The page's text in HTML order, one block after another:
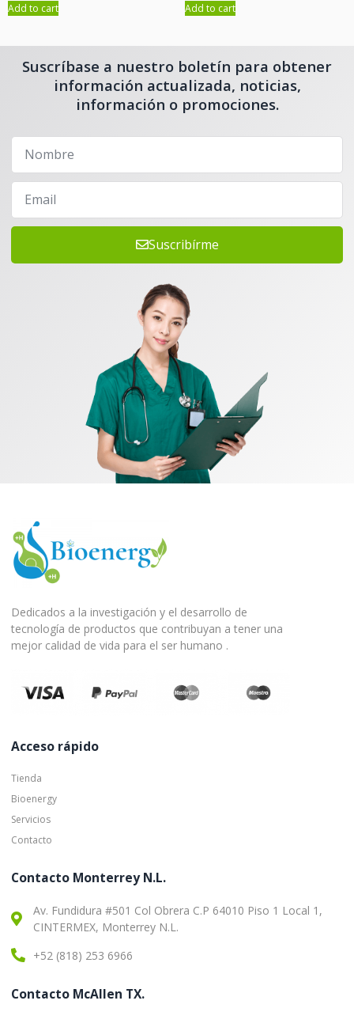
Add to cart Add to cart
Suscríbase a nuestro boletín para obtener
información actualizada, noticias,
información o promociones.
Suscribírme
Dedicados a la investigación y el desarrollo de
tecnología de productos que contribuyan a tener una
mejor calidad de vida para el ser humano .
Acceso rápido
Tienda
Bioenergy
Servicios
Contacto
Contacto Monterrey N.L.
Av. Fundidura #501 Col Obrera C.P 64010 Piso 1 Local 1,
CINTERMEX, Monterrey N.L.
+52 (818) 253 6966
Contacto McAllen TX.